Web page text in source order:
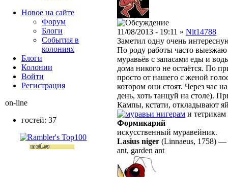
11/08/2013 - 19:11 » Nit14788
Заметил одну очень
По роду работы часто
муравьёв с запасами еды и
дома никого не остаётся. По
просто от нашего с женой
котором они стоят. Через час
день, хоть танцуй на столе).
Кампы, кстати, откладывают
нигерам и
Формикарий
искусственный муравейник.
Lasius niger (Linnaeus, 1758) —
ant, garden ant
Новое на сайте
Форум
Блоги
События в
колониях
Блоги
Колонии
Войти
Peгиcтpaция
on-line
гостей: 37